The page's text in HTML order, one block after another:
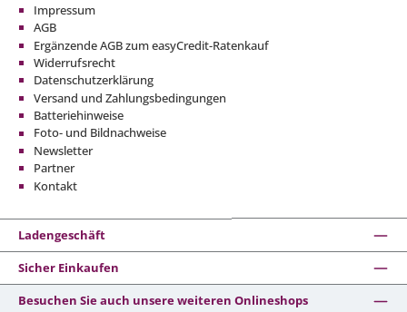
Impressum
AGB
Ergänzende AGB zum easyCredit-Ratenkauf
Widerrufsrecht
Datenschutzerklärung
Versand und Zahlungsbedingungen
Batteriehinweise
Foto- und Bildnachweise
Newsletter
Partner
Kontakt
Ladengeschäft
Sicher Einkaufen
Besuchen Sie auch unsere weiteren Onlineshops